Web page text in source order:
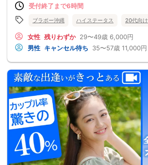
受付終了まで6時間
ブラボー沖縄 ハイステータス 20代向け
女性 残りわずか 29〜49歳 6,000円
男性 キャンセル待ち 35〜57歳 11,000円